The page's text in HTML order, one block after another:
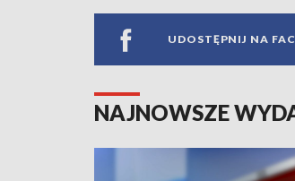
UDOSTĘPNIJ NA
NAJNOWSZE